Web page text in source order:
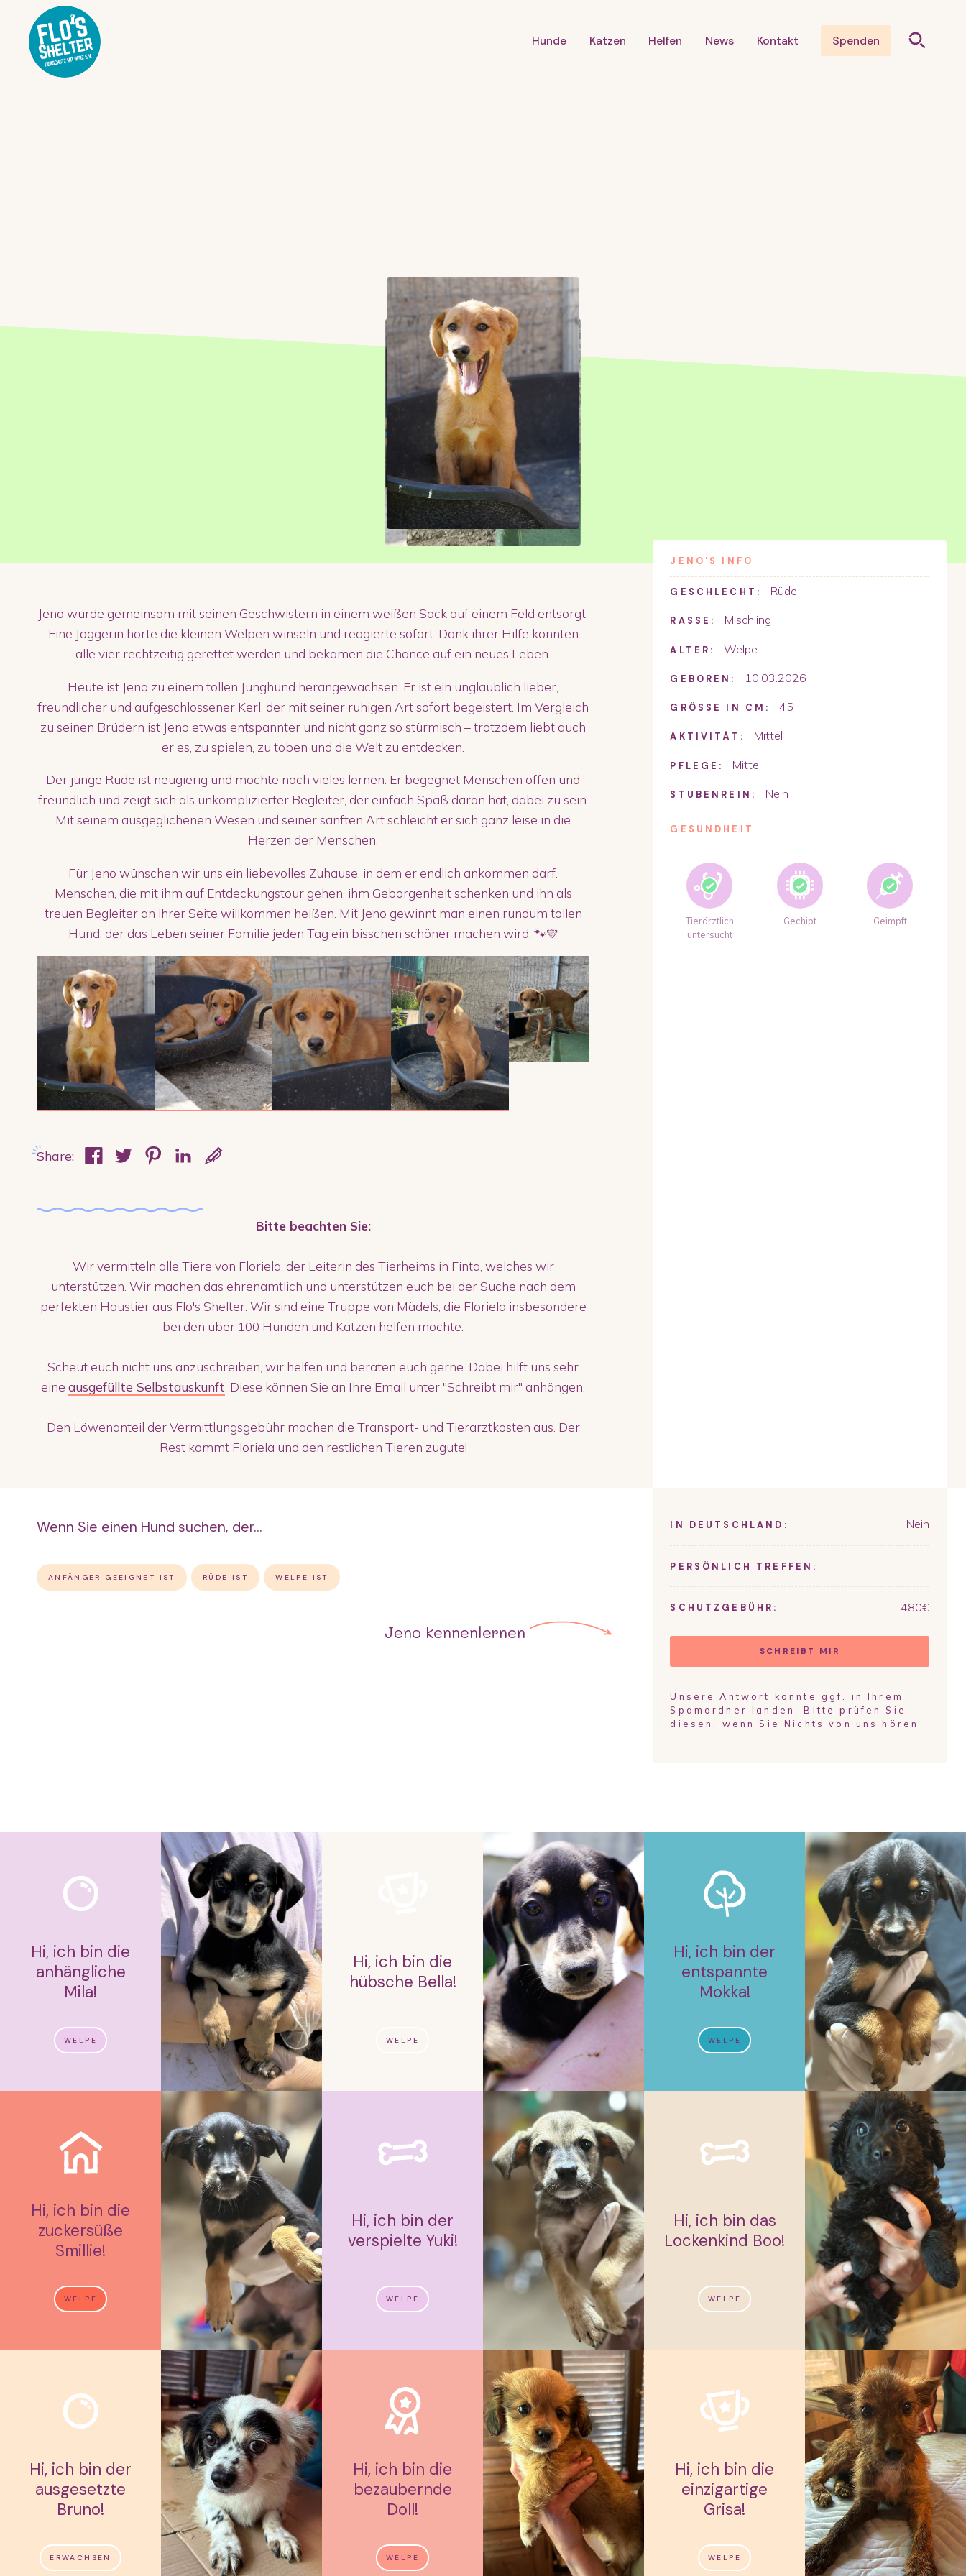
Hunde Katzen Helfen News Kontakt Spenden
Jeno wurde gemeinsam mit seinen Geschwistern in einem weißen Sack auf einem Feld entsorgt.
Eine Joggerin hörte die kleinen Welpen winseln und reagierte sofort. Dank ihrer Hilfe konnten
alle vier rechtzeitig gerettet werden und bekamen die Chance auf ein neues Leben.
Heute ist Jeno zu einem tollen Junghund herangewachsen. Er ist ein unglaublich lieber,
freundlicher und aufgeschlossener Kerl, der mit seiner ruhigen Art sofort begeistert. Im Vergleich
zu seinen Brüdern ist Jeno etwas entspannter und nicht ganz so stürmisch – trotzdem liebt auch
er es, zu spielen, zu toben und die Welt zu entdecken.
Der junge Rüde ist neugierig und möchte noch vieles lernen. Er begegnet Menschen offen und
freundlich und zeigt sich als unkomplizierter Begleiter, der einfach Spaß daran hat, dabei zu sein.
Mit seinem ausgeglichenen Wesen und seiner sanften Art schleicht er sich ganz leise in die
Herzen der Menschen.
Für Jeno wünschen wir uns ein liebevolles Zuhause, in dem er endlich ankommen darf.
Menschen, die mit ihm auf Entdeckungstour gehen, ihm Geborgenheit schenken und ihn als
treuen Begleiter an ihrer Seite willkommen heißen. Mit Jeno gewinnt man einen rundum tollen
Hund, der das Leben seiner Familie jeden Tag ein bisschen schöner machen wird. 🐾💛
Share:
Bitte beachten Sie:
Wir vermitteln alle Tiere von Floriela, der Leiterin des Tierheims in Finta, welches wir
unterstützen. Wir machen das ehrenamtlich und unterstützen euch bei der Suche nach dem
perfekten Haustier aus Flo's Shelter. Wir sind eine Truppe von Mädels, die Floriela insbesondere
bei den über 100 Hunden und Katzen helfen möchte.
Scheut euch nicht uns anzuschreiben, wir helfen und beraten euch gerne. Dabei hilft uns sehr
eineausgefüllte Selbstauskunft. Diese können Sie an Ihre Email unter "Schreibt mir" anhängen.
Den Löwenanteil der Vermittlungsgebühr machen die Transport- und Tierarztkosten aus. Der
Rest kommt Floriela und den restlichen Tieren zugute!
JENO 'S INFO
GESCHLECHT: Rüde
RASSE: Mischling
ALTER: Welpe
GEBOREN: 10.03.2026
GRÖSSE IN CM: 45
AKTIVITÄT: Mittel
PFLEGE: Mittel
STUBENREIN: Nein
GESUNDHEIT
Tierärztlich
untersucht
Gechipt Geimpft
Wenn Sie einen Hund suchen, der...
ANFÄNGER GEEIGNET IST RÜDE IST WELPE IST
Jeno kennenlernen
IN DEUTSCHLAND: Nein
PERSÖNLICH TREFFEN:
SCHUTZGEBÜHR: 480€
SCHREIBT MIR
Unsere Antwort könnte ggf. in Ihrem
Spamordner landen. Bitte prüfen Sie
diesen, wenn Sie Nichts von uns hören
Hi, ich bin die
anhängliche
Mila!
WELPE
Hi, ich bin die
hübsche Bella!
WELPE
Hi, ich bin der
entspannte
Mokka!
WELPE
Hi, ich bin die
zuckersüße
Smillie!
WELPE
Hi, ich bin der
verspielte Yuki!
WELPE
Hi, ich bin das
Lockenkind Boo!
WELPE
Hi, ich bin der
ausgesetzte
Bruno!
ERWACHSEN
Hi, ich bin die
bezaubernde
Doll!
WELPE
Hi, ich bin die
einzigartige
Grisa!
WELPE